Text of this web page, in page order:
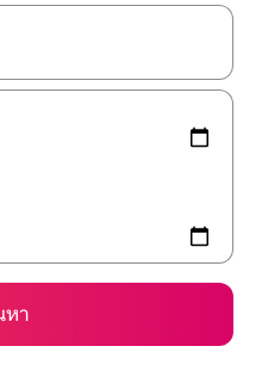
อปัด เพื่อสำรวจผลการค้นหา
หา